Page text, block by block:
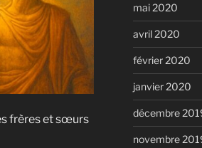
frères et sœurs
mai 2020
avril 2020
février 2020
janvier 2020
décembre
novembre